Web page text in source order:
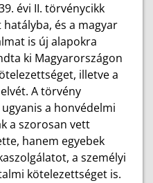
évi II. törvénycikk
és a magyar
is új alapokra
ki Magyarországon
illetve a
A törvény
a honvédelmi
a szorosan vett
hanem egyebek
a személyi
kötelezettséget is.